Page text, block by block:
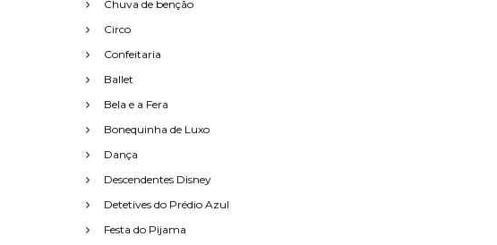
Chuva de benção
Circo
Confeitaria
Ballet
Bela e a Fera
Bonequinha de Luxo
Dança
Descendentes Disney
Detetives do Prédio Azul
Festa do Pijama